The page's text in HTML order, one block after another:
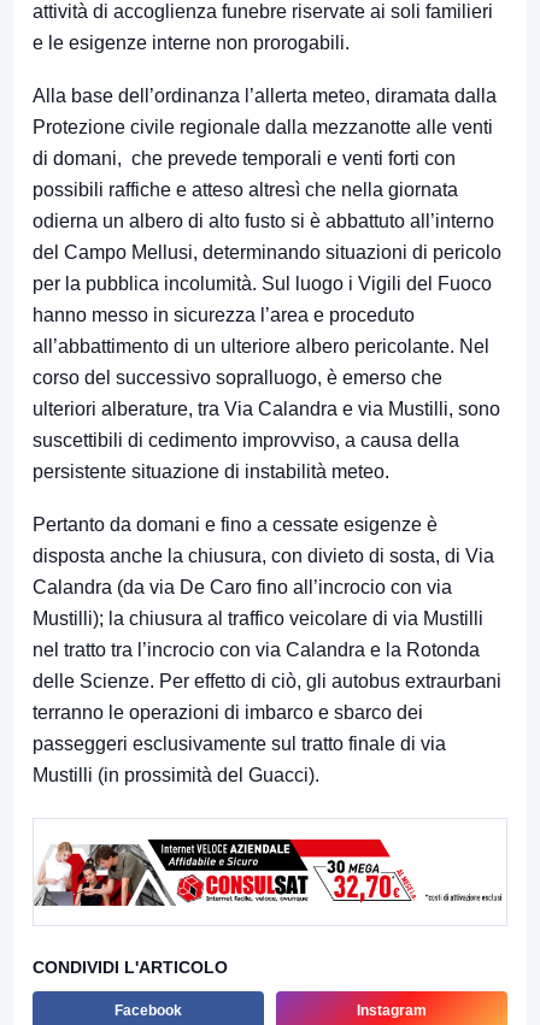
attività di accoglienza funebre riservate ai soli familieri
e le esigenze interne non prorogabili.
Alla base dell’ordinanza l’allerta meteo, diramata dalla
Protezione civile regionale dalla mezzanotte alle venti
di domani, che prevede temporali e venti forti con
possibili raffiche e atteso altresì che nella giornata
odierna un albero di alto fusto si è abbattuto all’interno
del Campo Mellusi, determinando situazioni di pericolo
per la pubblica incolumità. Sul luogo i Vigili del Fuoco
hanno messo in sicurezza l’area e proceduto
all’abbattimento di un ulteriore albero pericolante. Nel
corso del successivo sopralluogo, è emerso che
ulteriori alberature, tra Via Calandra e via Mustilli, sono
suscettibili di cedimento improvviso, a causa della
persistente situazione di instabilità meteo.
Pertanto da domani e fino a cessate esigenze è
disposta anche la chiusura, con divieto di sosta, di Via
Calandra (da via De Caro fino all’incrocio con via
Mustilli); la chiusura al traffico veicolare di via Mustilli
nel tratto tra l’incrocio con via Calandra e la Rotonda
delle Scienze. Per effetto di ciò, gli autobus extraurbani
terranno le operazioni di imbarco e sbarco dei
passeggeri esclusivamente sul tratto finale di via
Mustilli (in prossimità del Guacci).
CONDIVIDI L'ARTICOLO
Facebook Instagram